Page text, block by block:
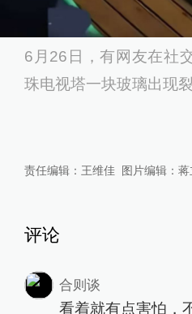
6月26日，有网友在社
珠电视塔一块玻璃出现
责任编辑： 王维佳 图片编辑： 蒋
评论
合则谈
看着就有点害怕，